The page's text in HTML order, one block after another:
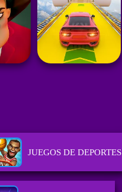
JUEGOS DE DEPORTES